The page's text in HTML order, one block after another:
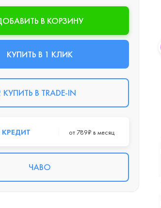
В КОРЗИНУ
КУПИТЬ В 1 КЛИК
КУПИТЬ В TRADE-IN
КРЕДИТ от 789₽ в месяц
ЧАВО